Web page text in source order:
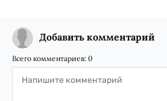
Добавить комментарий
Всего комментариев: 0